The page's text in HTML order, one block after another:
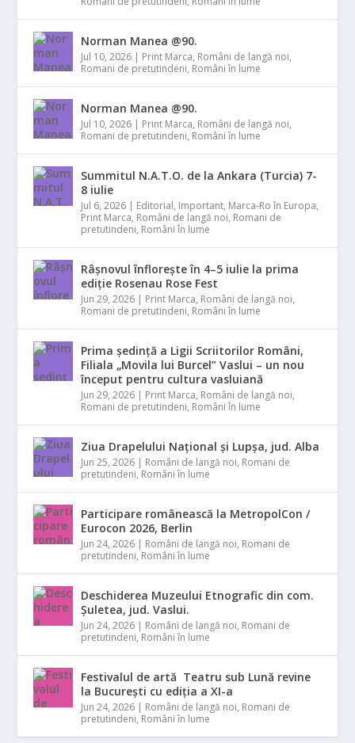
Norman Manea @90.
Jul 10, 2026 | Print Marca, Români de langă noi,
Romani de pretutindeni, Români în lume
Norman Manea @90.
Jul 10, 2026 | Print Marca, Români de langă noi,
Romani de pretutindeni, Români în lume
Summitul N.A.T.O. de la Ankara (Turcia) 7-
8 iulie
Jul 6, 2026 | Editorial, Important, Marca-Ro în Europa,
Print Marca, Români de langă noi, Romani de
pretutindeni, Români în lume
Râșnovul înflorește în 4–5 iulie la prima
ediție Rosenau Rose Fest
Jun 29, 2026 | Print Marca, Români de langă noi,
Romani de pretutindeni, Români în lume
Prima ședință a Ligii Scriitorilor Români,
Filiala „Movila lui Burcel” Vaslui – un nou
început pentru cultura vasluiană
Jun 29, 2026 | Print Marca, Români de langă noi,
Romani de pretutindeni, Români în lume
Ziua Drapelului Național și Lupșa, jud. Alba
Jun 25, 2026 | Români de langă noi, Romani de
pretutindeni, Români în lume
Participare românească la MetropolCon /
Eurocon 2026, Berlin
Jun 24, 2026 | Români de langă noi, Romani de
pretutindeni, Români în lume
Deschiderea Muzeului Etnografic din com.
Șuletea, jud. Vaslui.
Jun 24, 2026 | Români de langă noi, Romani de
pretutindeni, Români în lume
Festivalul de artă Teatru sub Lună revine
la București cu ediția a XI-a
Jun 24, 2026 | Români de langă noi, Romani de
pretutindeni, Români în lume